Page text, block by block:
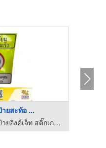
ยสะท้อ ...
โรงงานผลิตป้ายจราจร ป้ายอิงค์เจ็ท สติ๊กเกอร์สะท้อนแสง - Zeus